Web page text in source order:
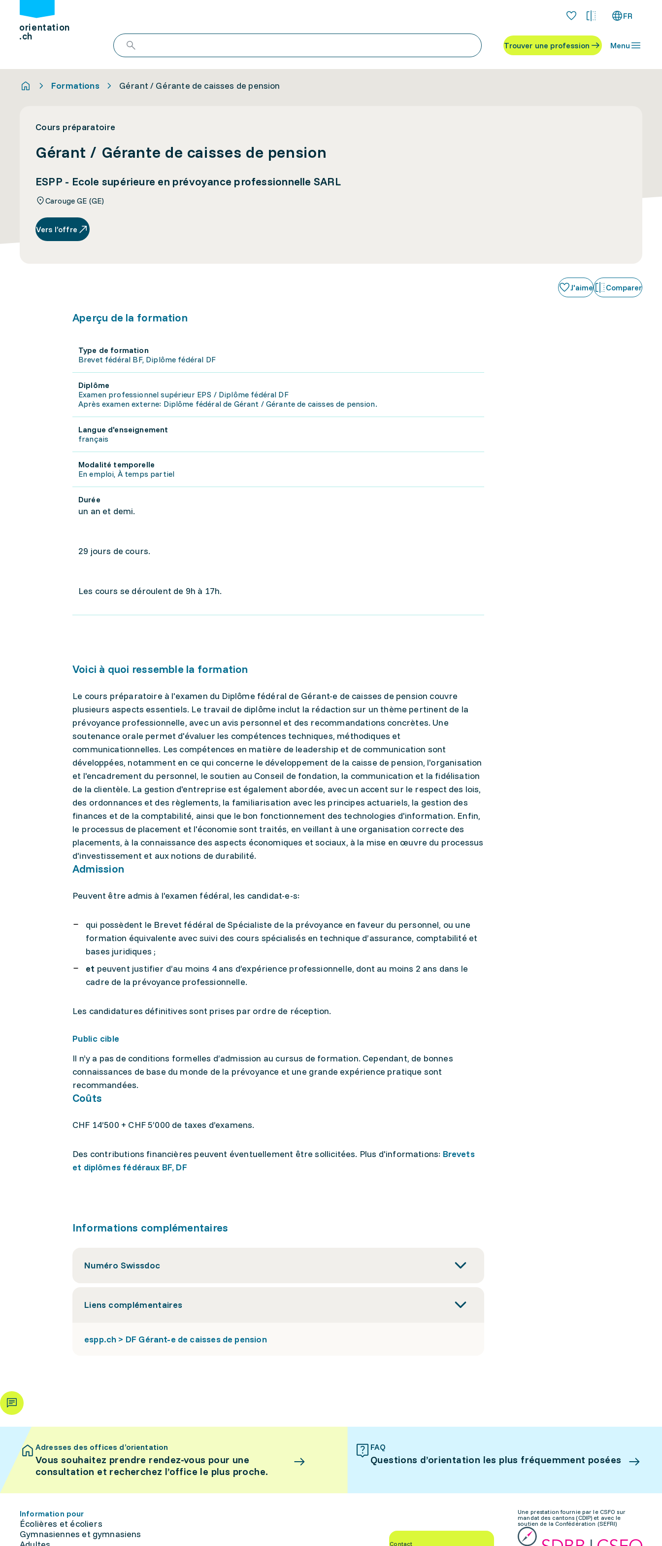
orientation
.ch
FR
Trouver une profession Menu
Formations Gérant / Gérante de caisses de pension
Cours préparatoire
Gérant / Gérante de caisses de pension
ESPP - Ecole supérieure en prévoyance professionnelle SARL
Carouge GE (GE)
Vers l’offre
J'aime Comparer
Aperçu de la formation
Type de formation
Brevet fédéral BF, Diplôme fédéral DF
Diplôme
Examen professionnel supérieur EPS / Diplôme fédéral DF
Après examen externe: Diplôme fédéral de Gérant / Gérante de caisses de pension.
Langue d'enseignement
français
Modalité temporelle
En emploi, À temps partiel
Durée
un an et demi.
29 jours de cours.
Les cours se déroulent de 9h à 17h.
Voici à quoi ressemble la formation
Le cours préparatoire à l'examen du Diplôme fédéral de Gérant-e de caisses de pension couvre
plusieurs aspects essentiels. Le travail de diplôme inclut la rédaction sur un thème pertinent de la
prévoyance professionnelle, avec un avis personnel et des recommandations concrètes. Une
soutenance orale permet d'évaluer les compétences techniques, méthodiques et
communicationnelles. Les compétences en matière de leadership et de communication sont
développées, notamment en ce qui concerne le développement de la caisse de pension, l'organisation
et l'encadrement du personnel, le soutien au Conseil de fondation, la communication et la fidélisation
de la clientèle. La gestion d'entreprise est également abordée, avec un accent sur le respect des lois,
des ordonnances et des règlements, la familiarisation avec les principes actuariels, la gestion des
finances et de la comptabilité, ainsi que le bon fonctionnement des technologies d'information. Enfin,
le processus de placement et l'économie sont traités, en veillant à une organisation correcte des
placements, à la connaissance des aspects économiques et sociaux, à la mise en œuvre du processus
d'investissement et aux notions de durabilité.
Admission
Peuvent être admis à l'examen fédéral, les candidat-e-s:
qui possèdent le Brevet fédéral de Spécialiste de la prévoyance en faveur du personnel, ou une
formation équivalente avec suivi des cours spécialisés en technique d’assurance, comptabilité et
bases juridiques ;
et peuvent justifier d’au moins 4 ans d’expérience professionnelle, dont au moins 2 ans dans le
cadre de la prévoyance professionnelle.
Les candidatures définitives sont prises par ordre de réception.
Public cible
Il n’y a pas de conditions formelles d’admission au cursus de formation. Cependant, de bonnes
connaissances de base du monde de la prévoyance et une grande expérience pratique sont
recommandées.
Coûts
CHF 14’500 + CHF 5’000 de taxes d’examens.
Des contributions financières peuvent éventuellement être sollicitées. Plus d'informations: Brevets
et diplômes fédéraux BF, DF
Informations complémentaires
Numéro Swissdoc
Liens complémentaires
espp.ch > DF Gérant-e de caisses de pension
Adresses des offices d’orientation
Vous souhaitez prendre rendez-vous pour une
consultation et recherchez l’office le plus proche.
FAQ
Questions d’orientation les plus fréquemment posées
Information pour
Écolières et écoliers
Gymnasiennes et gymnasiens
Contact
Une prestation fournie par le CSFO sur
mandat des cantons (CDIP) et avec le
soutien de la Confédération (SEFRI)